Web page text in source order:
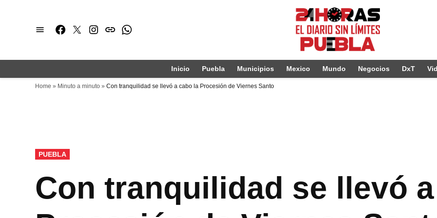
Facebook
TwitterInstagram
issuuWhatsapp
Inicio Puebla Municipios Mexico Mundo Negocios DxT
Home » Minuto a minuto » Con tranquilidad se llevó a cabo la Procesión de Viernes Santo
PUBLICADO
EN
PUEBLA
Con tranquilidad se llevó